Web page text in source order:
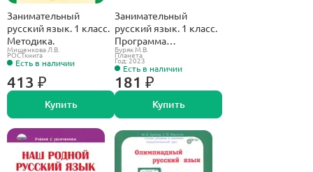
Занимательный
русский язык. 1 класс.
Методика.
Мищенкова Л.В.
РОСТкнига
Есть в наличии
413 ₽
Купить
Занимательный
русский язык. 1 класс.
Программа
внеурочной
деятельности.
Буряк М.В.
Планета
Год: 2023
Есть в наличии
181 ₽
Купить